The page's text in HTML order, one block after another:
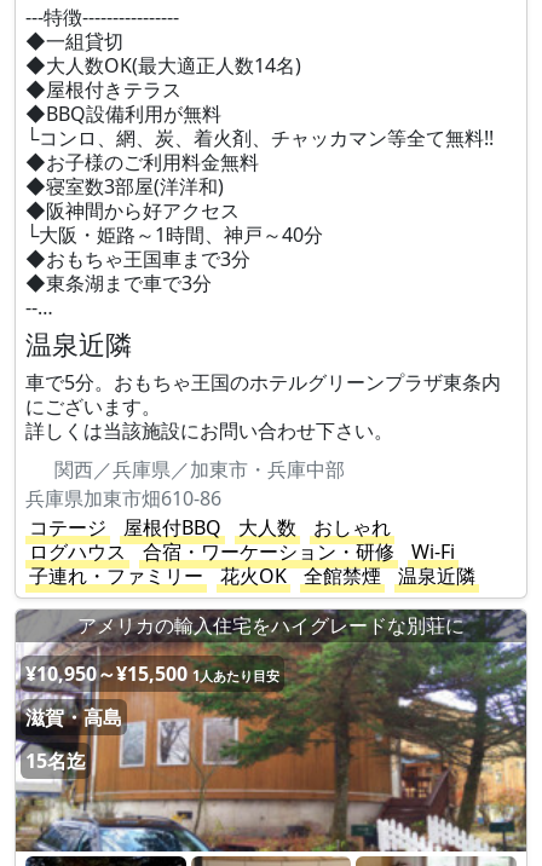
---特徴----------------
◆一組貸切
◆大人数OK(最大適正人数14名)
◆屋根付きテラス
◆BBQ設備利用が無料
└コンロ、網、炭、着火剤、チャッカマン等全て無料!!
◆お子様のご利用料金無料
◆寝室数3部屋(洋洋和)
◆阪神間から好アクセス
└大阪・姫路～1時間、神戸～40分
◆おもちゃ王国車まで3分
◆東条湖まで車で3分
--…
温泉近隣
車で5分。おもちゃ王国のホテルグリーンプラザ東条内
にございます。
詳しくは当該施設にお問い合わせ下さい。
関西／兵庫県／加東市・兵庫中部
兵庫県加東市畑610-86
コテージ
屋根付BBQ 大人数
おしゃれ
ログハウス
合宿・ワーケーション・研修
Wi-Fi
子連れ・ファミリー
花火OK 全館禁煙
温泉近隣
アメリカの輸入住宅をハイグレードな別荘に
¥10,950～¥15,500 1人あたり目安
滋賀・高島
15名迄